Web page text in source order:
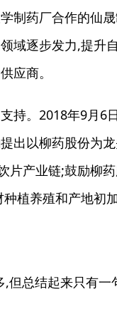
制药厂合作的仙
域逐步发力,提升
应商。
。2018年9月6
以柳药股份为龙
片产业链;鼓励柳
植养殖和产地初
总结起来只有一